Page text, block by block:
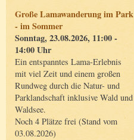
Große Lamawanderung im Park
- im Sommer
Sonntag, 23.08.2026, 11:00 -
14:00 Uhr
Ein entspanntes Lama-Erlebnis
mit viel Zeit und einem großen
Rundweg durch die Natur- und
Parklandschaft inklusive Wald und
Waldsee.
Noch 4 Plätze frei (Stand vom
03.08.2026)